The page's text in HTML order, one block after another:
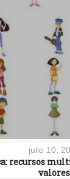
julio 10,
recursos
valores